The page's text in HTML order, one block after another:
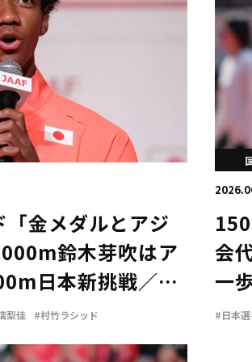
金メダルとアジ
鈴木芽吹はア
日本新挑戦／ア
梨佳 #村竹ラシッド
会
一
#日本